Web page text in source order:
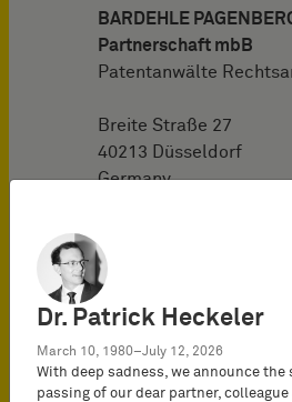
BARDEHLE
Partnerschaft mbB
Patentanwälte
Breite Straße 27
40213 Düsseldorf
Germany
Fax: +49 211 478 13-31
Eメー
経路を表示する
さらに詳しく
Dr. Patrick Heckeler
March 10, 1980–July 12, 2026
With deep sadness, we announce the
passing of our dear partner,